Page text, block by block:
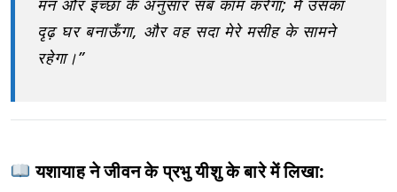
दृढ़ घर बनाऊँगा, और वह सदा मेरे मसीह के सामने
रहेगा।”
यशायाह ने जीवन के प्रभु यीशु के बारे में लिखा: